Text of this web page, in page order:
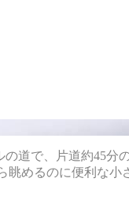
道で、片道約45
めるのに便利な小